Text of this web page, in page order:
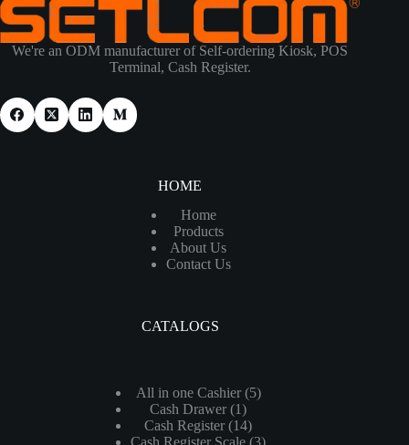
We're an ODM manufacturer of Self-ordering Kiosk, POS
Terminal, Cash Register.
HOME
Home
Products
About Us
Contact Us
CATALOGS
All in one Cashier 55
Cash Drawer 11
个
Cash Register 1414
3